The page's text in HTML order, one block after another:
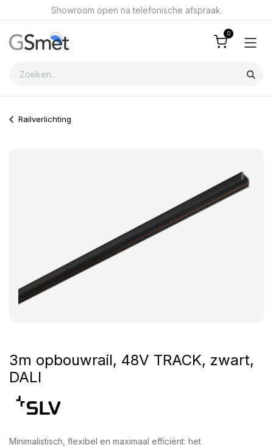
Overslaan naar inhoudShowroom open na telefonische afspraak.
0
Railverlichting
3m opbouwrail, 48V TRACK, zwart,
DALI
Minimalistisch, flexibel en maximaal efficiënt: het